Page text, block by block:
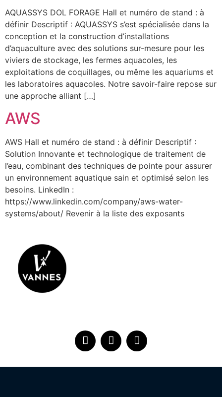
AQUASSYS DOL FORAGE Hall et numéro de stand : à
définir Descriptif : AQUASSYS s’est spécialisée dans la
conception et la construction d’installations
d’aquaculture avec des solutions sur-mesure pour les
viviers de stockage, les fermes aquacoles, les
exploitations de coquillages, ou même les aquariums et
les laboratoires aquacoles. Notre savoir-faire repose sur
une approche alliant […]
AWS
AWS Hall et numéro de stand : à définir Descriptif :
Solution Innovante et technologique de traitement de
l’eau, combinant des techniques de pointe pour assurer
un environnement aquatique sain et optimisé selon les
besoins. LinkedIn :
https://www.linkedin.com/company/aws-water-
systems/about/ Revenir à la liste des exposants